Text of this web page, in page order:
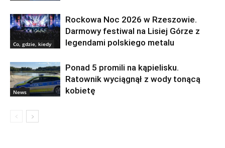
Co, gdzie, kiedy
Rockowa Noc 2026 w Rzeszowie.
Darmowy festiwal na Lisiej Górze z
legendami polskiego metalu
News
Ponad 5 promili na kąpielisku.
Ratownik wyciągnął z wody tonącą
kobietę